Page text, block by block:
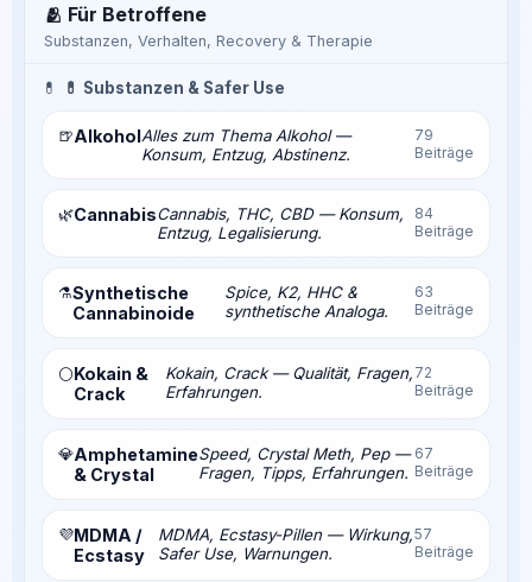
🫂 Für Betroffene
Substanzen, Verhalten, Recovery & Therapie
💊 💊 Substanzen & Safer Use
🍺AlkoholAlles zum Thema Alkohol —
Konsum, Entzug, Abstinenz.
79
Beiträge
🌿CannabisCannabis, THC, CBD — Konsum,
Entzug, Legalisierung.
84
Beiträge
⚗️Synthetische
Cannabinoide
Spice, K2, HHC &
synthetische Analoga.
63
Beiträge
⚪Kokain &
Crack
Kokain, Crack — Qualität, Fragen,
Erfahrungen.
72
Beiträge
💎Amphetamine
& Crystal
Speed, Crystal Meth, Pep —
Fragen, Tipps, Erfahrungen.
67
Beiträge
💜MDMA /
Ecstasy
MDMA, Ecstasy-Pillen — Wirkung,
Safer Use, Warnungen.
57
Beiträge